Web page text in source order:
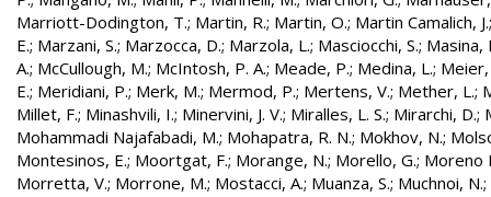
Marriott-Dodington, T.; Martin, R.; Martin, O.; Martin Camalich, J.
E.; Marzani, S.; Marzocca, D.; Marzola, L.; Masciocchi, S.; Masina,
A.; McCullough, M.; McIntosh, P. A.; Meade, P.; Medina, L.; Meier,
E.; Meridiani, P.; Merk, M.; Mermod, P.; Mertens, V.; Mether, L.;
Millet, F.; Minashvili, I.; Minervini, J. V.; Miralles, L. S.; Mirarchi, D.;
Mohammadi Najafabadi, M.; Mohapatra, R. N.; Mokhov, N.;
Montesinos, E.; Moortgat, F.; Morange, N.; Morello, G.; Moreno
Morretta, V.; Morrone, M.; Mostacci, A.; Muanza, S.; Muchnoi, N.;